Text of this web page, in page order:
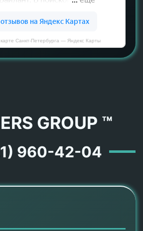
Санкт‑Петербурга — Яндекс Карты
GROUP ™
960-42-04